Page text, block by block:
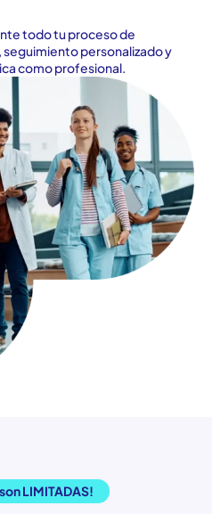
todo tu proceso de
personalizado y
como profesional.
LIMITADAS!